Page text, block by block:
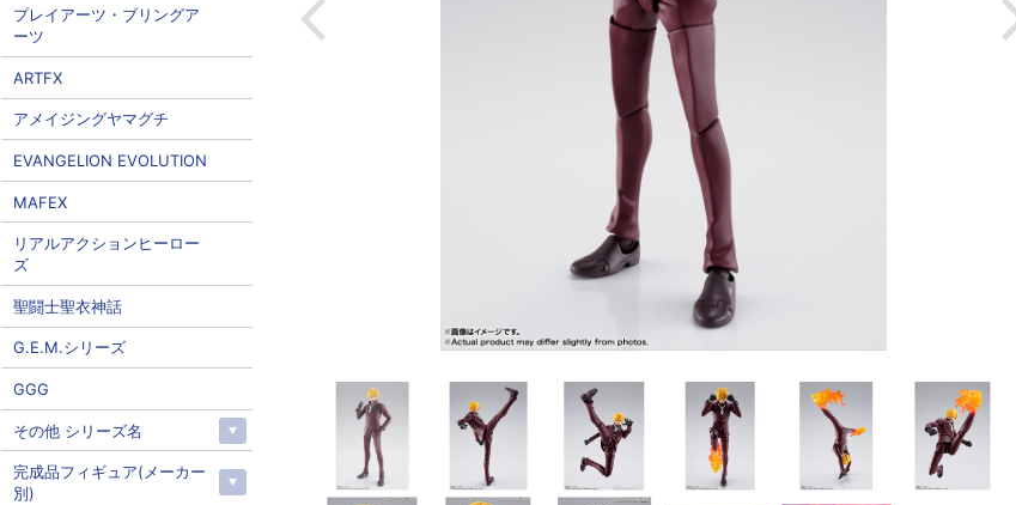
プレイアーツ・ブリングア
ーツ
ARTFX
アメイジングヤマグチ
EVANGELION EVOLUTION
MAFEX
リアルアクションヒーロー
ズ
聖闘士聖衣神話
G.E.M.シリーズ
GGG
その他 シリーズ名
完成品フィギュア(メーカー
別)